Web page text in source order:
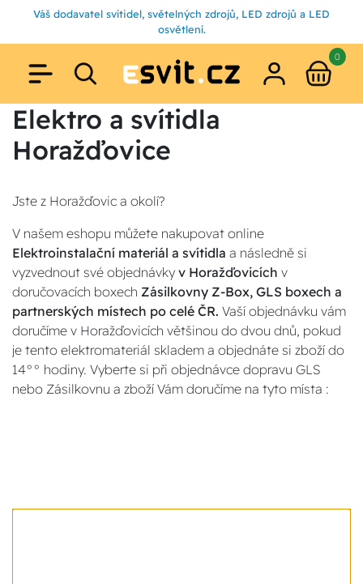
Váš dodavatel svítidel, světelných zdrojů, LED zdrojů a LED
osvětlení.
0
Elektro a svítidla
Horažďovice
Jste z Horažďovic a okolí?
V našem eshopu můžete nakupovat online
Elektroinstalační materiál a svítidla a následně si
vyzvednout své objednávky v Horažďovicích v
doručovacích boxech Zásilkovny Z-Box, GLS boxech a
partnerských místech po celé ČR. Vaší objednávku vám
doručíme v Horažďovicích většinou do dvou dnů, pokud
je tento elektromateriál skladem a objednáte si zboží do
14°° hodiny. Vyberte si při objednávce dopravu GLS
nebo Zásilkovnu a zboží Vám doručíme na tyto místa :